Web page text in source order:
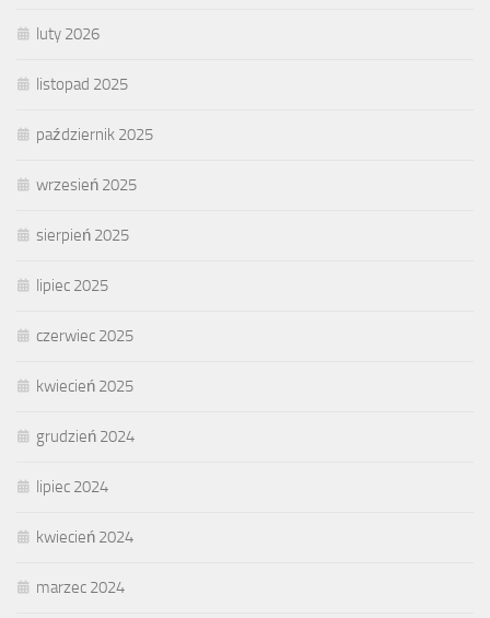
luty 2026
listopad 2025
październik 2025
wrzesień 2025
sierpień 2025
lipiec 2025
czerwiec 2025
kwiecień 2025
grudzień 2024
lipiec 2024
kwiecień 2024
marzec 2024